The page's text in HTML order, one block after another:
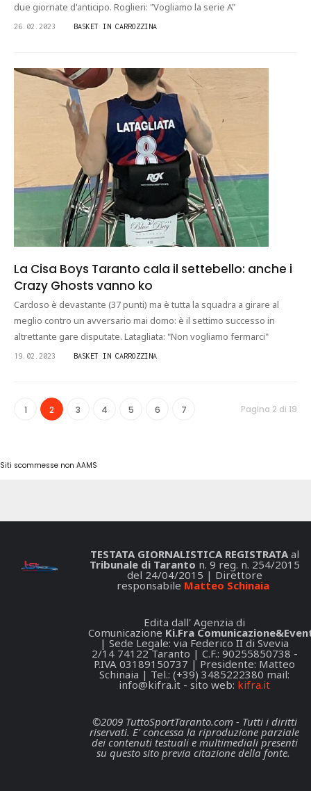
due giornate d'anticipo. Roglieri: "Vogliamo la serie A"
26.02.2023 BASKET IN CARROZZINA
La Cisa Boys Taranto cala il settebello: anche i
Crazy Ghosts vanno ko
Cardoso è devastante (37 punti) ma è tutta la squadra a girare al
meglio contro un avversario mai domo: è il settimo successo in
altrettante gare disputate. Latagliata: "Non vogliamo fermarci"
19.02.2023 BASKET IN CARROZZINA
1 2 3 4 5 6 7 Pagina 2 di 19
Siti scommesse non AAMS
TESTATA GIORNALISTICA REGISTRATAal
Tribunale di Taranto n. 9 reg. n. 254/2015
del 24/04/2015 | Direttore
responsabile Matteo Schinaia
Edita dall' Agenzia di
Comunicazione Ki.Fra
| Sede Legale: via Federico II di Svevia
2/14 74122 Taranto | C.F.: 90255850738 -
P.IVA 03189150737 | Presidente: Matteo
Schinaia | Tel.: (+39) 3485222380 mail:
info@kifra.it - sito web: kifra.it
©2009 TuttoSportTaranto.com - Tutti i diritti
riservati. E' concessa la riproduzione parziale
dei contenuti testuali e multimediali presenti
su questo sito previa citazione della fonte.